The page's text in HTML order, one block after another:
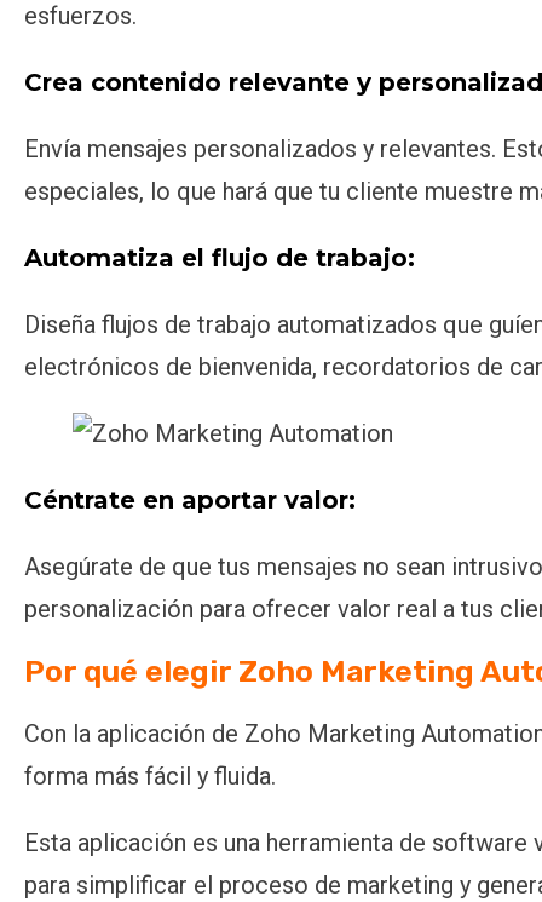
esfuerzos.
Crea contenido relevante y
Envía mensajes personalizados y relevantes.
especiales, lo que hará que tu cliente muestre
Automatiza el flujo de trabajo:
Diseña flujos de trabajo automatizados que
electrónicos de bienvenida, recordatorios de
Céntrate en aportar valor:
Asegúrate de que tus mensajes no sean
personalización para ofrecer valor real a tus
Por qué elegir Zoho Marketing
Con la aplicación de Zoho Marketing
forma más fácil y fluida.
Esta aplicación es una herramienta de
para simplificar el proceso de marketing y